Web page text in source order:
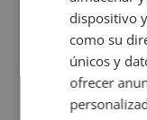
muebles que
paredes
Por otro lado,
funcionalidad y
Estas
dispositivo
como su
únicos y
ofrecer